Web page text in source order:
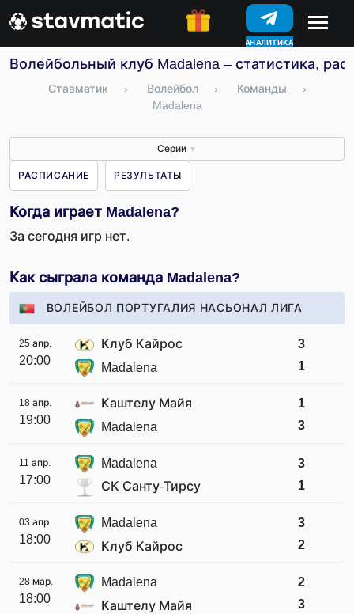
АНАЛИТИКА
КОНКУРСЫ
Волейбольный клуб Madalena – статистика,
Ставматик › Волейбол › Команды
›
Madalena
Серии ▼
РАСПИСАНИЕ РЕЗУЛЬТАТЫ
Когда играет Madalena?
За сегодня игр нет.
Как сыграла команда Madalena?
ВОЛЕЙБОЛ ПОРТУГАЛИЯ НАСЬОНАЛ ЛИГА
25 апр.
20:00
Клуб Кайрос
Madalena
3
1
18 апр.
19:00
Каштелу Майя
Madalena
1
3
11 апр.
17:00
Madalena
СК Санту-Тирсу
3
1
03 апр.
18:00
Madalena
Клуб Кайрос
3
2
28 мар.
18:00
Madalena
Каштелу Майя
2
3